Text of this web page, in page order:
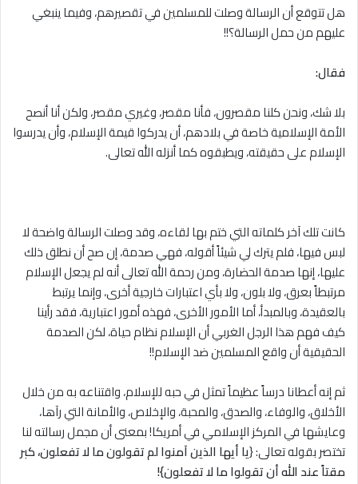
هل تتوقع أن الرسالة وصلت للمسلمين في تقصيرهم، وفيما ينبغي
عليهم من حمل الرسالة؟!!
فقال:
بلا شك، ونحن كلنا مقصرون، فأنا مقصر، وغيري مقصر، ولكن أنا أنصح
الأمة الإسلامية خاصة في بلادهم، أن يدركوا قيمة الإسلام، وأن يدرسوا
الإسلام على حقيقته، ويطبقوه كما أنزله الله تعالى.
كانت تلك آخر كلماته التي ختم بها لقاءه، وقد وصلت الرسالة واضحة لا
لبس فيها، فلم يترك لي شيئاً أقوله، فهي صدمة، إن صح أن نطلق ذلك
عليها، إنها صدمة الحضارة، ومن رحمة الله تعالى أنه لم يجعل الإسلام
مرتبطاً بعرق، وﻻ بلون، وﻻ بأي اعتبارات خارجية أخرى، وإنما يرتبط
بالعقيدة، وبالمبدأ، أما الأمور الأخرى، فهذه أمور اعتبارية، فقد رأينا
كيف فهم هذا الرجل الغربي أن الإسلام نظام حياة، لكن الصدمة
الحقيقية أن واقع المسلمين ضد الإسلام!!
ثم إنه أعطانا درساً عظيماً تمثل في حبه للإسلام، واقتناعه به من خلال
الأخلاق، والوفاء، والصدق، والمحبة، والإخلاص، والأمانة التي رآها،
وعايشها في المركز الإسلامي في أمريكا! بمعنى أن مجمل رسالته لنا
تختصر بقوله تعالى: {يا أيها الذين آمنوا لم تقولون ما ﻻ تفعلون، كبر
مقتاً عند الله أن تقولوا ما ﻻ تفعلون}!